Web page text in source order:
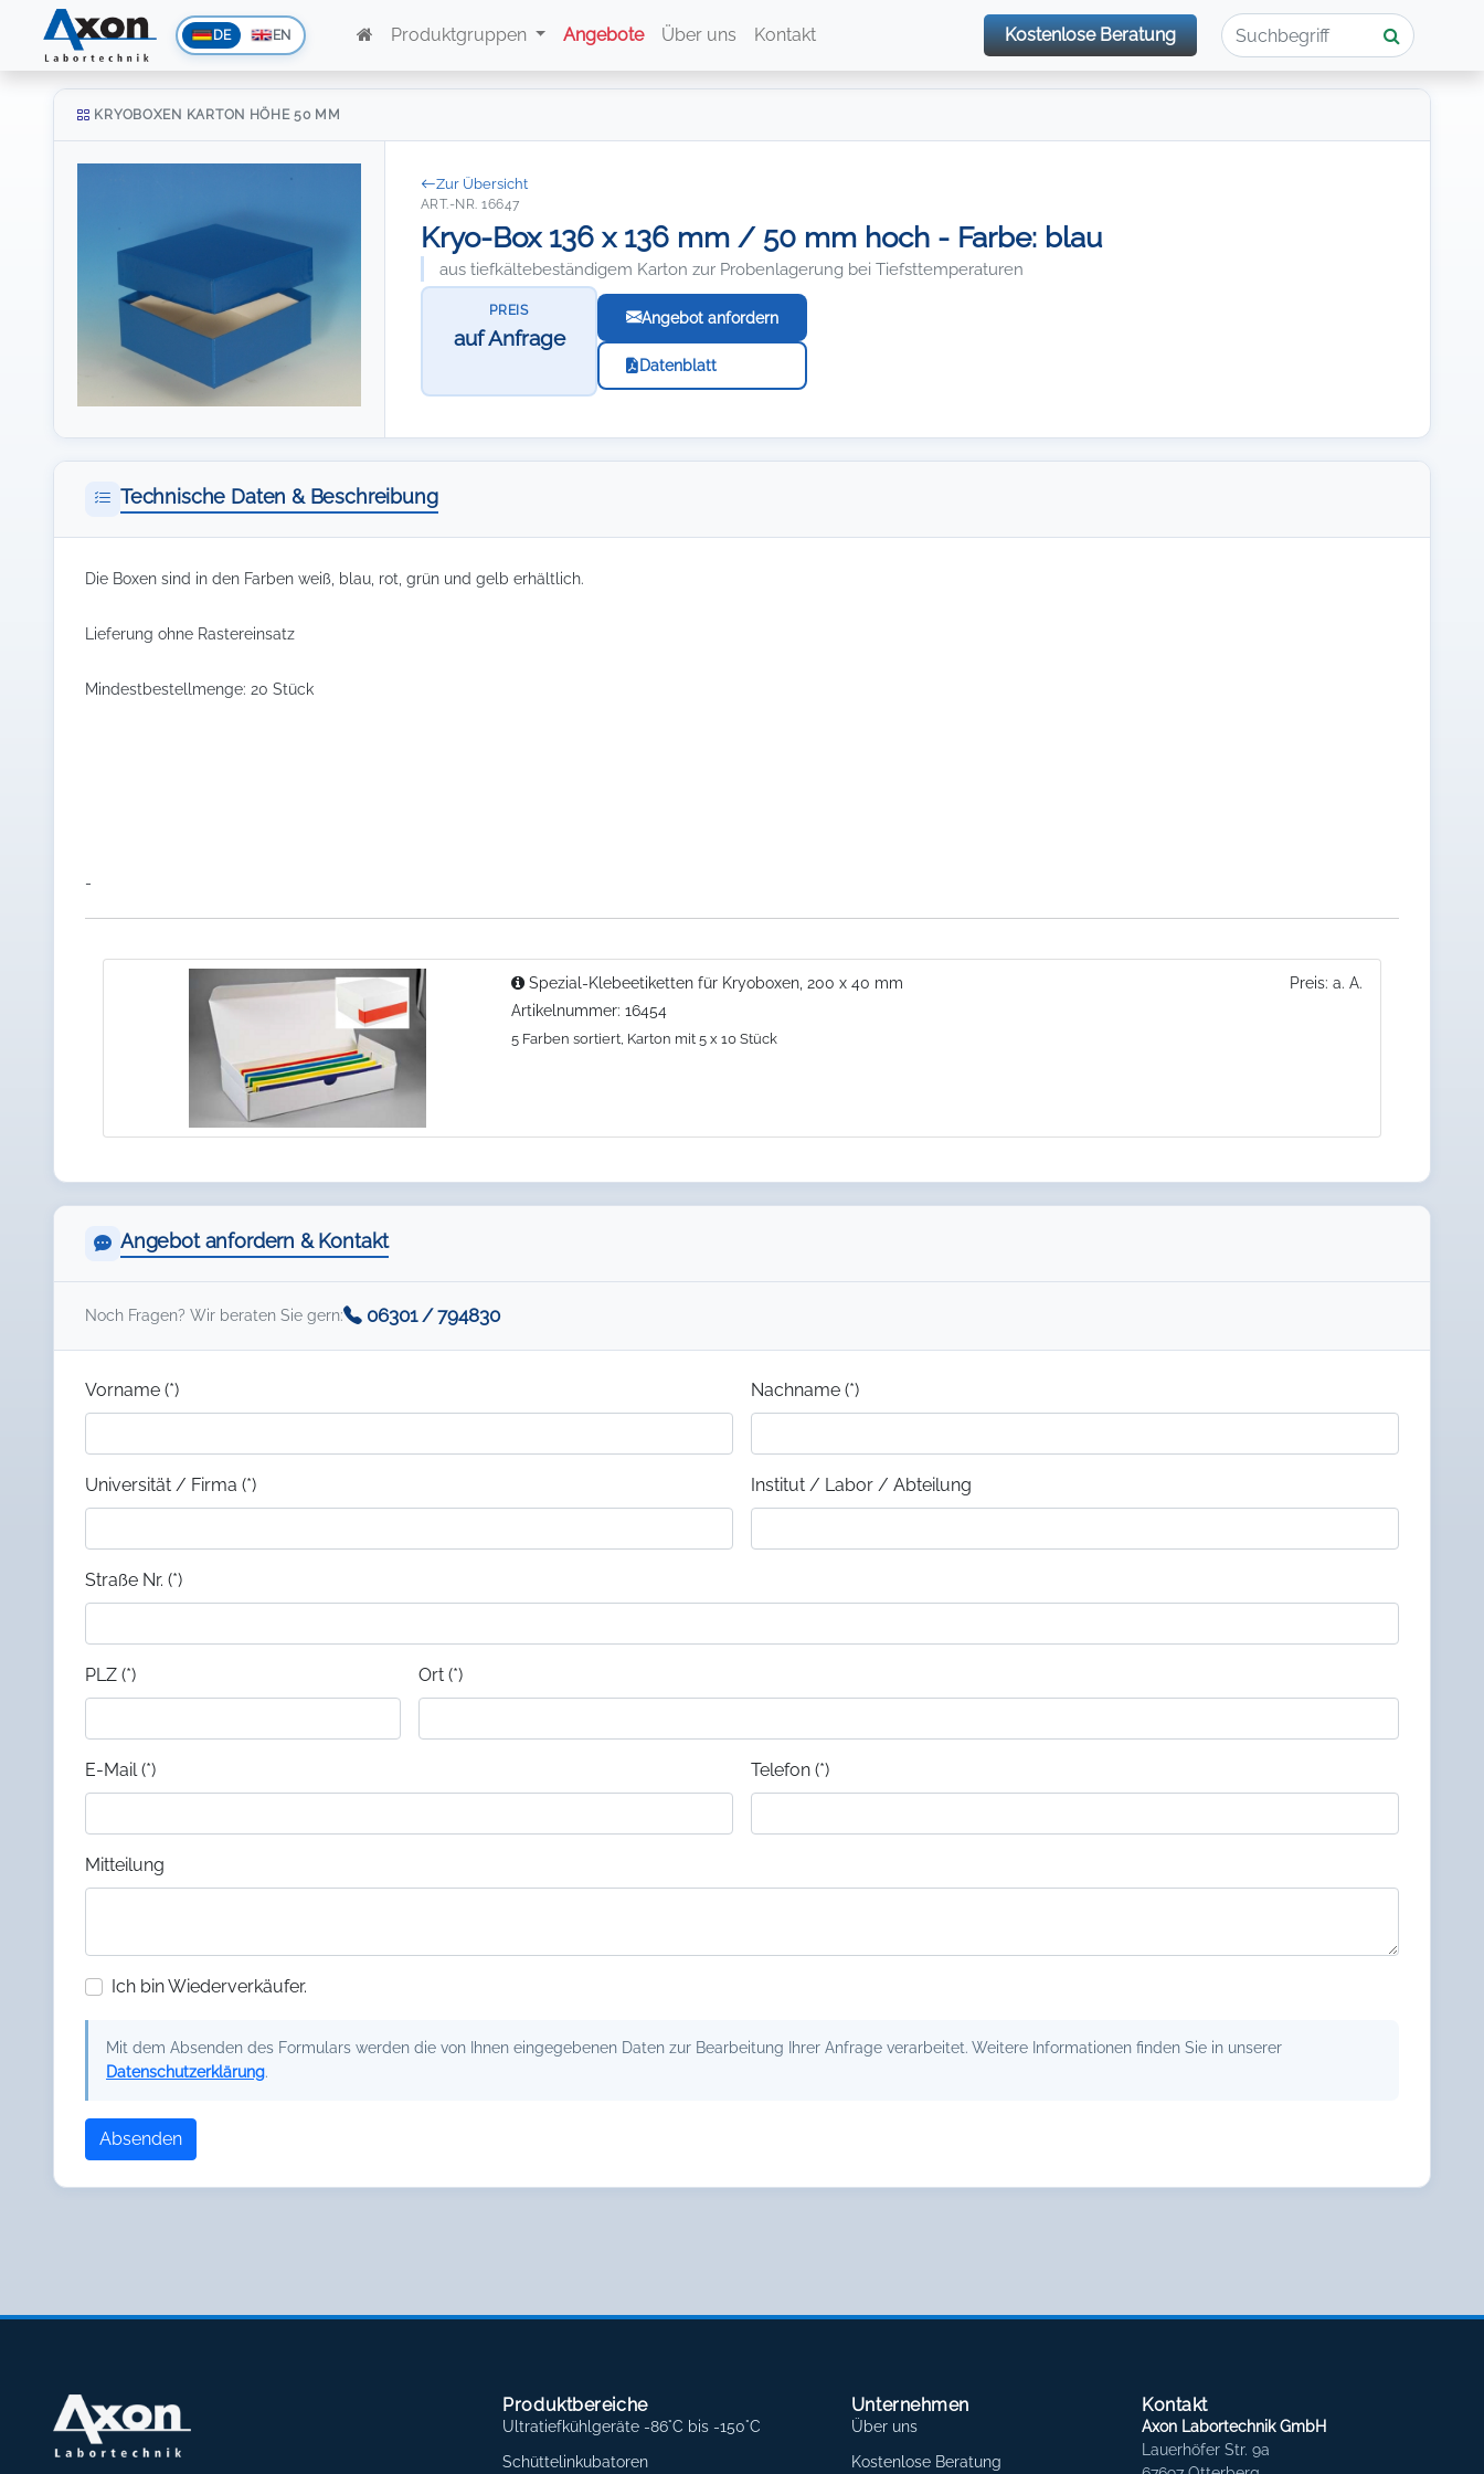
DE EN Produktgruppen Angebote Über uns Kontakt Kostenlose Beratung
KRYOBOXEN KARTON HÖHE 50 MM
Zur Übersicht
ART.-NR. 16647
Kryo-Box 136 x 136 mm / 50 mm hoch - Farbe: blau
aus tiefkältebeständigem Karton zur Probenlagerung bei Tiefsttemperaturen
PREIS
auf Anfrage
Angebot anfordern
Datenblatt
Technische Daten & Beschreibung
Die Boxen sind in den Farben weiß, blau, rot, grün und gelb erhältlich.
Lieferung ohne Rastereinsatz
Mindestbestellmenge: 20 Stück
-
Spezial-Klebeetiketten für Kryoboxen, 200 x 40 mm
Artikelnummer: 16454
5 Farben sortiert, Karton mit 5 x 10 Stück
Preis: a. A.
Angebot anfordern & Kontakt
Noch Fragen? Wir beraten Sie gern: 06301 / 794830
Vorname (*) Nachname (*)
Universität / Firma (*) Institut / Labor / Abteilung
Straße Nr. (*)
PLZ (*) Ort (*)
E-Mail (*) Telefon (*)
Mitteilung
Ich bin Wiederverkäufer.
Mit dem Absenden des Formulars werden die von Ihnen eingegebenen Daten zur Bearbeitung Ihrer Anfrage verarbeitet. Weitere Informationen finden Sie in unserer
Datenschutzerklärung.
Absenden
Produktbereiche
Ultratiefkühlgeräte -86°C bis -150°C
Schüttelinkubatoren
Unternehmen
Über uns
Kostenlose Beratung
Kontakt
Axon Labortechnik GmbH
Lauerhöfer Str. 9a